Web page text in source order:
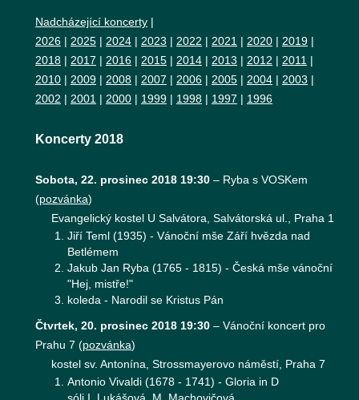
Nadcházející koncerty |
2026 | 2025 | 2024 | 2023 | 2022 | 2021 | 2020 | 2019 |
2018 | 2017 | 2016 | 2015 | 2014 | 2013 | 2012 | 2011 |
2010 | 2009 | 2008 | 2007 | 2006 | 2005 | 2004 | 2003 |
2002 | 2001 | 2000 | 1999 | 1998 | 1997 | 1996
Koncerty 2018
Sobota, 22. prosinec 2018 19:30 – Ryba s VOSKem
(pozvánka)
Evangelický kostel U Salvátora, Salvátorská ul., Praha 1
Jiří Teml (1935) - Vánoční mše Září hvězda nad
Betlémem
Jakub Jan Ryba (1765 - 1815) - Česká mše vánoční
"Hej, mistře!"
koleda - Narodil se Kristus Pán
Čtvrtek, 20. prosinec 2018 19:30 – Vánoční koncert pro
Prahu 7 (pozvánka)
kostel sv. Antonína, Strossmayerovo náměstí, Praha 7
Antonio Vivaldi (1678 - 1741) - Gloria in D